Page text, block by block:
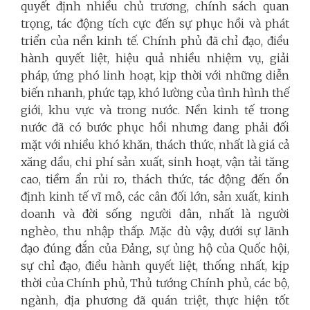
quyết định nhiều chủ trương, chính sách quan
trọng, tác động tích cực đến sự phục hồi và phát
triển của nền kinh tế. Chính phủ đã chỉ đạo, điều
hành quyết liệt, hiệu quả nhiều nhiệm vụ, giải
pháp, ứng phó linh hoạt, kịp thời với những diễn
biến nhanh, phức tạp, khó lường của tình hình thế
giới, khu vực và trong nước. Nền kinh tế trong
nước đã có bước phục hồi nhưng đang phải đối
mặt với nhiều khó khăn, thách thức, nhất là giá cả
xăng dầu, chi phí sản xuất, sinh hoạt, vận tải tăng
cao, tiềm ẩn rủi ro, thách thức, tác động đến ổn
định kinh tế vĩ mô, các cân đối lớn, sản xuất, kinh
doanh và đời sống người dân, nhất là người
nghèo, thu nhập thấp. Mặc dù vậy, dưới sự lãnh
đạo đúng đắn của Đảng, sự ủng hộ của Quốc hội,
sự chỉ đạo, điều hành quyết liệt, thống nhất, kịp
thời của Chính phủ, Thủ tướng Chính phủ, các bộ,
ngành, địa phương đã quán triệt, thực hiện tốt